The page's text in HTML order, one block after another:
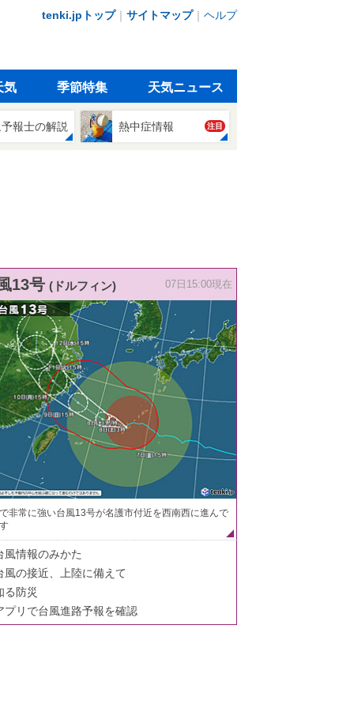
tenki.jpトップ｜ サイトマップ｜ ヘルプ
気 季節特集 天気ニュース
報士の解説 熱中症情報 注目
13号 (ドルフィン) 07日15:00現在
非常に強い台風13号が名護市付近を西南西に進んで
風情報のみかた
風の接近、上陸に備えて
る防災
プリで台風進路予報を確認